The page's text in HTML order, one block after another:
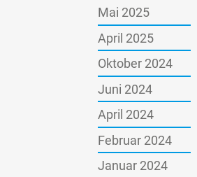
Mai 2025
April 2025
Oktober 2024
Juni 2024
April 2024
Februar 2024
Januar 2024